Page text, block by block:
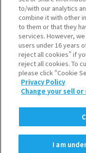
お問い合わせ
利用規約
個人情報保護について
クッキーポリシー
ソーシャルメディアポ
Copyright © 2022
to/with our analytics
combine it with other
to them or that they
services. However,
users under 16 years
reject all cookies” if
reject all cookies. To
please click “Cookie
Privacy Policy
Change your sell
I am